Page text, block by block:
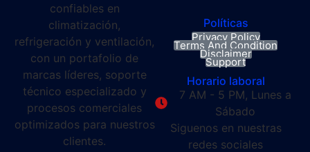
confiables en
climatización,
refrigeración y ventilación,
con un portafolio de
marcas líderes, soporte
técnico especializado y
procesos comerciales
optimizados para nuestros
clientes.
Políticas
Privacy Policy
Terms And Condition
Disclaimer
Support
Horario laboral
7 AM - 5 PM, Lunes a
Sábado
Siguenos en nuestras
redes sociales